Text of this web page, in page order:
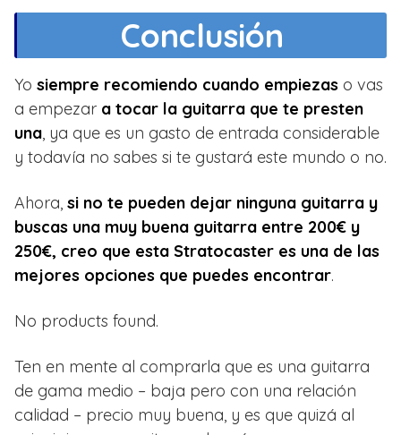
Conclusión
Yo siempre recomiendo cuando empiezas o vas
a empezar a tocar la guitarra que te presten
una, ya que es un gasto de entrada considerable
y todavía no sabes si te gustará este mundo o no.
Ahora, si no te pueden dejar ninguna guitarra y
buscas una muy buena guitarra entre 200€ y
250€, creo que esta Stratocaster es una de las
mejores opciones que puedes encontrar.
No products found.
Ten en mente al comprarla que es una guitarra
de gama medio – baja pero con una relación
calidad – precio muy buena, y es que quizá al